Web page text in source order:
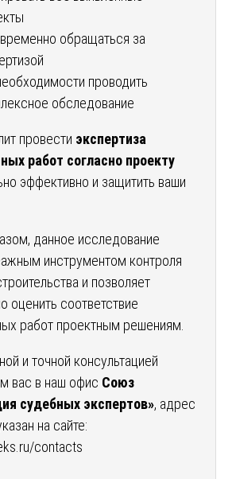
обращаться за
проводить
обследование
провести экспертиза
работ согласно проекту
эффективно и защитить ваши
данное исследование
инструментом контроля
и позволяет
оценить соответствие
работ проектным решениям.
и точной консультацией
вас в наш офис Союз
судебных экспертов», адрес
на сайте:
contacts